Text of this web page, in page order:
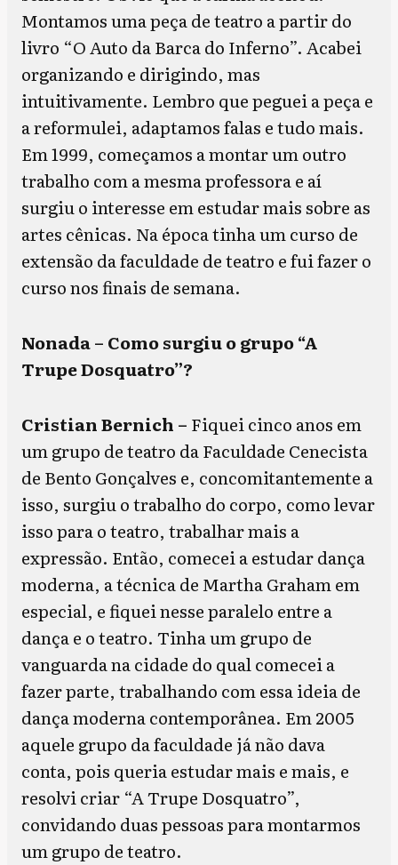
Montamos uma peça de teatro a partir do
livro “O Auto da Barca do Inferno”. Acabei
organizando e dirigindo, mas
intuitivamente. Lembro que peguei a peça e
a reformulei, adaptamos falas e tudo mais.
Em 1999, começamos a montar um outro
trabalho com a mesma professora e aí
surgiu o interesse em estudar mais sobre as
artes cênicas. Na época tinha um curso de
extensão da faculdade de teatro e fui fazer o
curso nos finais de semana.
Nonada – Como surgiu o grupo “A
Trupe Dosquatro”?
Cristian Bernich – Fiquei cinco anos em
um grupo de teatro da Faculdade Cenecista
de Bento Gonçalves e, concomitantemente a
isso, surgiu o trabalho do corpo, como levar
isso para o teatro, trabalhar mais a
expressão. Então, comecei a estudar dança
moderna, a técnica de Martha Graham em
especial, e fiquei nesse paralelo entre a
dança e o teatro. Tinha um grupo de
vanguarda na cidade do qual comecei a
fazer parte, trabalhando com essa ideia de
dança moderna contemporânea. Em 2005
aquele grupo da faculdade já não dava
conta, pois queria estudar mais e mais, e
resolvi criar “A Trupe Dosquatro”,
convidando duas pessoas para montarmos
um grupo de teatro.